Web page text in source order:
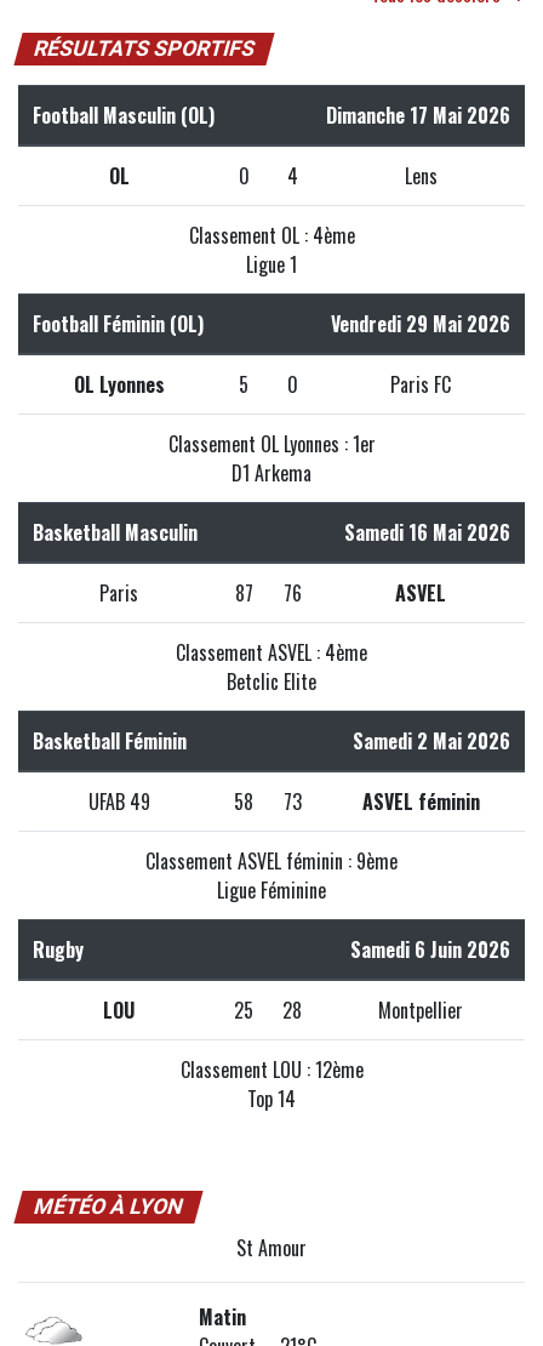
RÉSULTATS SPORTIFS
Football Masculin (OL) Dimanche 17 Mai 2026
OL 0 4 Lens
Classement OL : 4ème
Ligue 1
Football Féminin (OL) Vendredi 29 Mai 2026
OL Lyonnes 5 0 Paris FC
Classement OL Lyonnes : 1er
D1 Arkema
Basketball Masculin Samedi 16 Mai 2026
Paris 87 76 ASVEL
Classement ASVEL : 4ème
Betclic Elite
Basketball Féminin Samedi 2 Mai 2026
UFAB 49 58 73 ASVEL féminin
Classement ASVEL féminin : 9ème
Ligue Féminine
Rugby Samedi 6 Juin 2026
LOU 25 28 Montpellier
Classement LOU : 12ème
Top 14
MÉTÉO À LYON
St Amour
Matin